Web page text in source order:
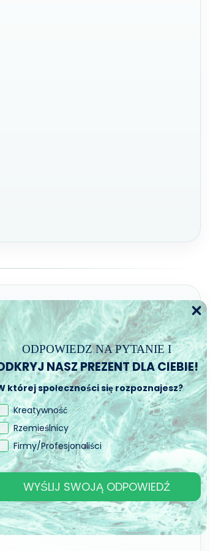
Nadaje się do form z
ODPOWIEDZ NA PYTANIE I
NASZ PREZENT DLA CIEBIE!
której społeczności się rozpoznajesz?
Kreatywność
Rzemieślnicy
Firmy/Profesjonaliści
WYŚLIJ SWOJĄ ODPOWIEDŹ